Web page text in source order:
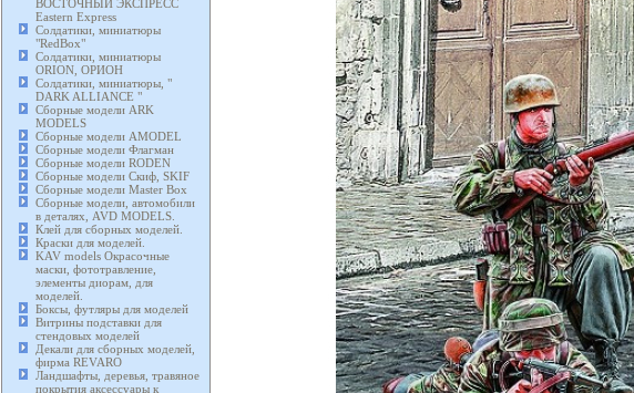
ВОСТОЧНЫЙ ЭКСПРЕСС
Eastern Express
Солдатики, миниатюры
"RedBox"
Солдатики, миниатюры
ORION, ОРИОН
Солдатики, миниатюры, "
DARK ALLIANCE "
Сборные модели ARK
MODELS
Сборные модели AMODEL
Сборные модели Флагман
Сборные модели RODEN
Сборные модели Скиф, SKIF
Сборные модели Master Box
Сборные модели, автомобили
в деталях, AVD MODELS.
Клей для сборных моделей.
Краски для моделей.
KAV models Окрасочные
маски, фототравление,
элементы диорам, для
моделей.
Боксы, футляры для моделей
Витрины подставки для
стендовых моделей
Декали для сборных моделей,
фирма REVARO
Ландшафты, деревья, травяное
покрытия аксессуары к